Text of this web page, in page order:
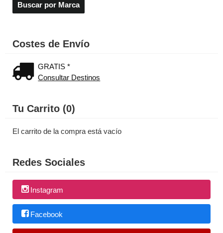
Costes de Envío
GRATIS *
Consultar Destinos
Tu Carrito (0)
El carrito de la compra está vacío
Redes Sociales
Instagram
Facebook